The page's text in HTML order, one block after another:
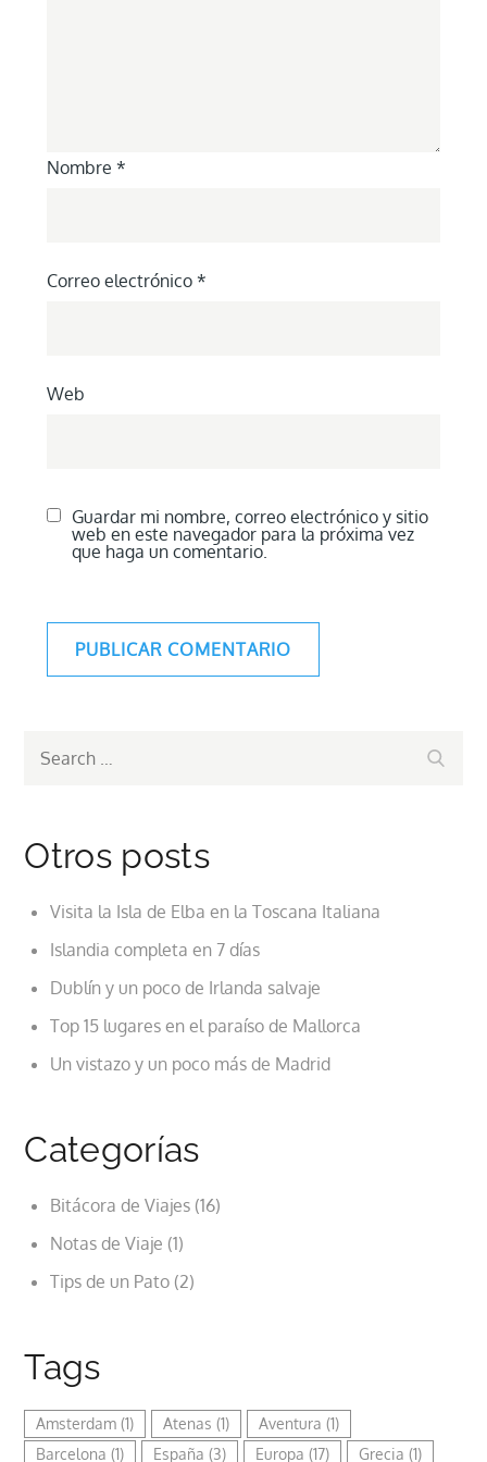
Nombre *
Correo electrónico *
Web
Guardar mi nombre, correo electrónico y sitio
web en este navegador para la próxima vez
que haga un comentario.
Otros posts
Visita la Isla de Elba en la Toscana Italiana
Islandia completa en 7 días
Dublín y un poco de Irlanda salvaje
Top 15 lugares en el paraíso de Mallorca
Un vistazo y un poco más de Madrid
Categorías
Bitácora de Viajes (16)
Notas de Viaje (1)
Tips de un Pato (2)
Tags
Amsterdam (1) Atenas (1) Aventura (1)
Barcelona (1) España (3) Europa (17) Grecia (1)